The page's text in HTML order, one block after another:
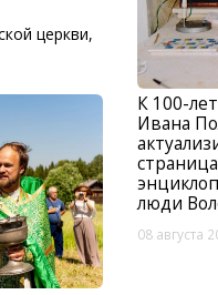
церкви,
К 100-
Ивана
люди
08 августа